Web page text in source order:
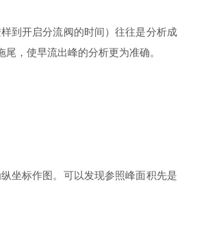
到开启分流阀的时间）往往是分析成
，使早流出峰的分析更为准确。
坐标作图。可以发现参照峰面积先是